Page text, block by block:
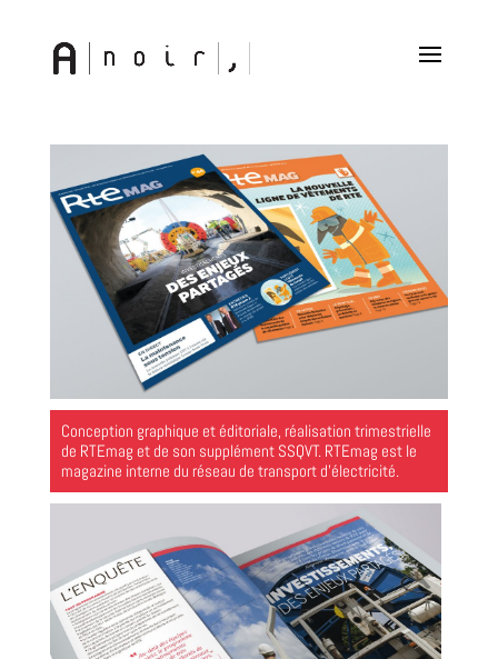
Conception graphique et éditoriale, réalisation trimestrielle
de RTEmag et de son supplément SSQVT. RTEmag est le
magazine interne du réseau de transport d’électricité.